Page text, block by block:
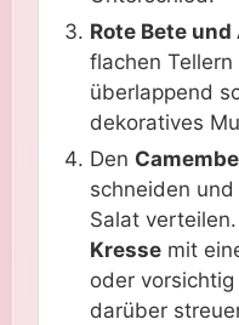
Rote Bete
flachen
überlappend
dekoratives
Den
schneiden
Salat
Kressemit
oder
darüber